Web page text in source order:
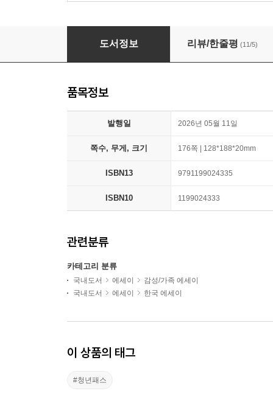
나의 아빠 광호에게
도서정보 리뷰/한줄평 (11/5)
품목정보
발행일 2026년 05월 11일
쪽수, 무게, 크기 176쪽 | 128*188*20mm
ISBN13 9791199024335
ISBN10 1199024333
관련분류
카테고리 분류
국내도서 에세이
감성/가족 에세이
국내도서
에세이 한국 에세이
이 상품의 태그
#청년패스